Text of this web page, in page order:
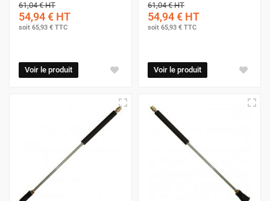
61,04 €HT
54,94 € HT
soit 65,93 € TTC
Voir le produit
61,04 €HT
54,94 € HT
soit 65,93 € TTC
Voir le produit